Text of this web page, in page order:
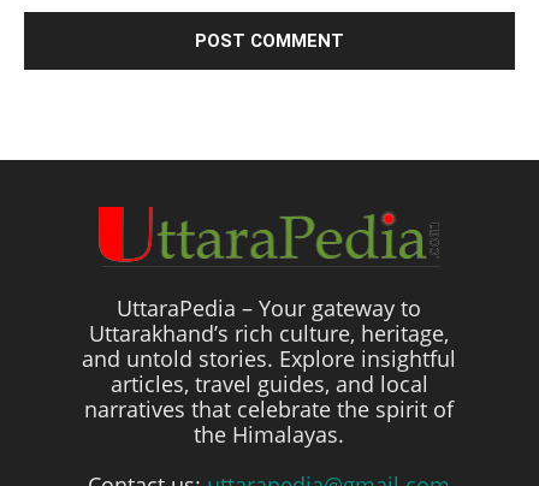
UttaraPedia – Your gateway to
Uttarakhand’s rich culture, heritage,
and untold stories. Explore insightful
articles, travel guides, and local
narratives that celebrate the spirit of
the Himalayas.